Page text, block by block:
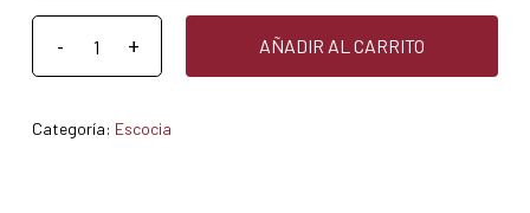
AÑADIR AL CARRITO
Categoría: Escocia